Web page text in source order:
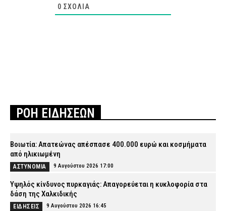
0 ΣΧΌΛΙΑ
ΡΟΗ ΕΙΔΗΣΕΩΝ
Βοιωτία: Απατεώνας απέσπασε 400.000 ευρώ και κοσμήματα
από ηλικιωμένη
ΑΣΤΥΝΟΜΙΑ 9 Αυγούστου 2026 17:00
Υψηλός κίνδυνος πυρκαγιάς: Απαγορεύεται η κυκλοφορία στα
δάση της Χαλκιδικής
ΕΙΔΗΣΕΙΣ 9 Αυγούστου 2026 16:45